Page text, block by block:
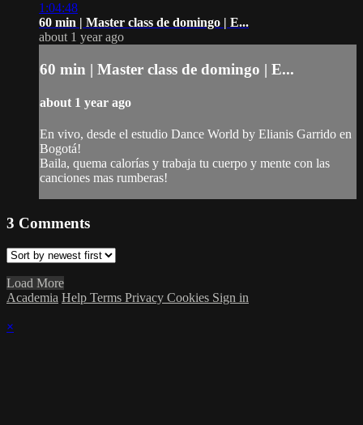
1:04:48
60 min | Master class de domingo | E...
about 1 year ago
60 min | Master class de domingo | E...
about 1 year ago
En vivo, desde el estudio Dance World by Elianis Garrido en
Bogotá!
Baila, quema calorías y trabaja tu cuerpo y mente con las
canciones mas rumberas!
3 Comments
Load More
Academia Help Terms Privacy Cookies Sign in
×